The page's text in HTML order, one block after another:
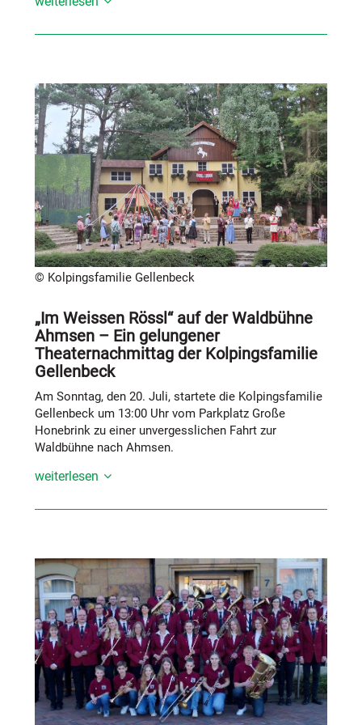
© Kolpingsfamilie Gellenbeck
„Im Weissen Rössl“ auf der Waldbühne
Ahmsen – Ein gelungener
Theaternachmittag der Kolpingsfamilie
Gellenbeck
Am Sonntag, den 20. Juli, startete die Kolpingsfamilie
Gellenbeck um 13:00 Uhr vom Parkplatz Große
Honebrink zu einer unvergesslichen Fahrt zur
Waldbühne nach Ahmsen.
weiterlesen
sowie Hasbergen (Osnabrücker Straße).
Nach der erfolgreichen letzten Saison mit „My Fair
Lady“ entführte das Ensemble der Waldbühne Ahmsen
die Besucher in diesem Jahr in das traditionsreiche
Hotel „Im Weissen Rössl“ am Wolfgangsee im
österreichischen Salzkammergut. Frei nach der
Devise „Im Salzkammergut, da kann man gut lustig
sein“ begeisterten die Schauspieler mit ihrem
Singspiel erneut das Publikum auf der ausverkauften
Waldbühne und erreichten auch alle 50 reservierten